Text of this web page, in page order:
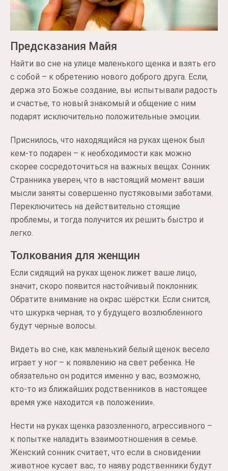
Предсказания Майя
Найти во сне на улице маленького щенка и взять его
с собой – к обретению нового доброго друга. Если,
держа это Божье создание, вы испытывали радость
и счастье, то новый знакомый и общение с ним
подарят исключительно положительные эмоции.
Приснилось, что находящийся на руках щенок был
кем-то подарен – к необходимости как можно
скорее сосредоточиться на важных вещах. Сонник
Странника уверен, что в настоящий момент ваши
мысли заняты совершенно пустяковыми заботами.
Переключитесь на действительно стоящие
проблемы, и тогда получится их решить быстро и
легко.
Толкования для женщин
Если сидящий на руках щенок лижет ваше лицо,
значит, скоро появится настойчивый поклонник.
Обратите внимание на окрас шёрстки. Если снится,
что шкурка черная, то у будущего возлюбленного
будут черные волосы.
Видеть во сне, как маленький белый щенок весело
играет у ног – к появлению на свет ребенка. Не
обязательно он родится именно у вас, возможно,
кто-то из ближайших родственников в настоящее
время уже находится «в положении».
Нести на руках щенка разозленного, агрессивного –
к попытке наладить взаимоотношения в семье.
Женский сонник считает, что если в сновидении
животное кусает вас, то наяву родственники будут